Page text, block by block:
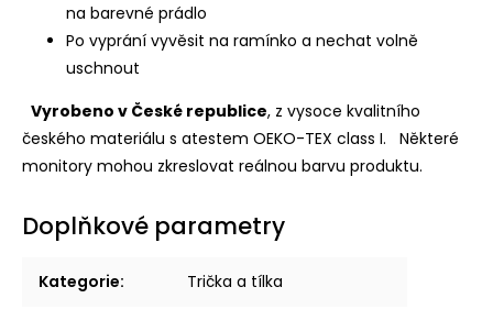
na barevné prádlo
Po vyprání vyvěsit na ramínko a nechat volně
uschnout
Vyrobeno v České republice, z vysoce kvalitního
českého materiálu s atestem OEKO-TEX class I.
Některé
monitory mohou zkreslovat reálnou barvu produktu.
Doplňkové parametry
Kategorie: Trička a tílka